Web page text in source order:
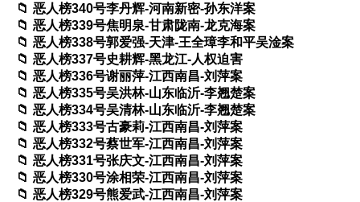
恶人榜340号李丹辉-河南新密-孙东洋案
恶人榜339号焦明泉-甘肃陇南-龙克海案
恶人榜338号郭爱强-天津-王全璋李和平吴淦案
恶人榜337号史耕辉-黑龙江-人权迫害
恶人榜336号谢丽萍-江西南昌-刘萍案
恶人榜335号吴洪林-山东临沂-李翘楚案
恶人榜334号吴清林-山东临沂-李翘楚案
恶人榜333号古豪莉-江西南昌-刘萍案
恶人榜332号蔡世军-江西南昌-刘萍案
恶人榜331号张庆文-江西南昌-刘萍案
恶人榜330号涂相荣-江西南昌-刘萍案
恶人榜329号熊爱武-江西南昌-刘萍案